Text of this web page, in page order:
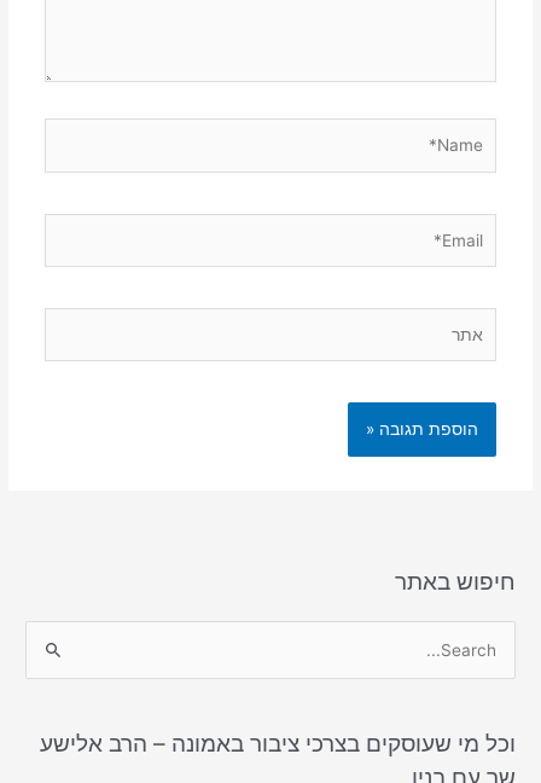
חיפוש באתר
rוכל מי שעוסקים בצרכי ציבור באמונה – הרב אלישע
שר עם בניו